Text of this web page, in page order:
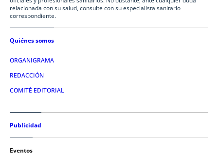
relacionada con su salud, consulte con su especialista sanitario
correspondiente.
Quiénes somos
ORGANIGRAMA
REDACCIÓN
COMITÉ EDITORIAL
Publicidad
Eventos